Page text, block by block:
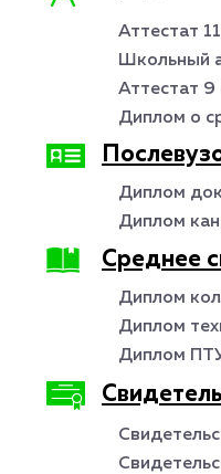
Аттестат
Школьный
Аттестат 9
Диплом о
Диплом
Диплом
Среднее
Диплом
Диплом
Диплом